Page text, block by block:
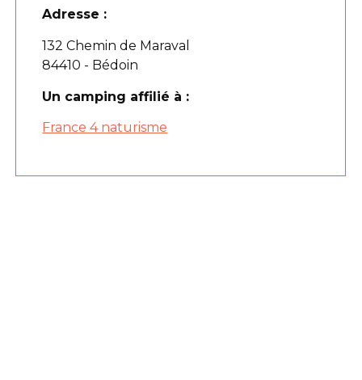
Adresse :
132 Chemin de Maraval
84410 - Bédoin
Un camping affilié à :
France 4 naturisme